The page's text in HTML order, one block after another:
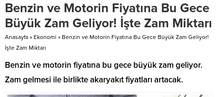
Benzin ve Motorin Fiyatına Bu Gece
Büyük Zam Geliyor! İşte Zam Miktarı
Anasayfa » Ekonomi » Benzin ve Motorin Fiyatına Bu Gece Büyük Zam Geliyor!
İşte Zam Miktarı
Benzin ve motorin fiyatına bu gece büyük zam geliyor.
Zam gelmesi ile birlikte akaryakıt fiyatları artacak.